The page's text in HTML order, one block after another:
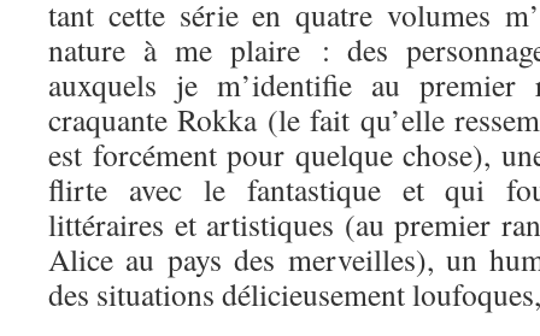
tant cette série en quatre volumes
nature à me plaire : des
auxquels je m’identifie au premier
craquante Rokka (le fait qu’elle
est forcément pour quelque chose),
flirte avec le fantastique et qui
littéraires et artistiques (au premier
Alice au pays des merveilles), un
des situations délicieusement